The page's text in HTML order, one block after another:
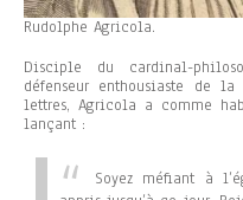
Rudolphe Agricola.
Disciple du cardinal-
défenseur enthousiaste de
lettres, Agricola a comme
lançant :
Soyez méfiant à